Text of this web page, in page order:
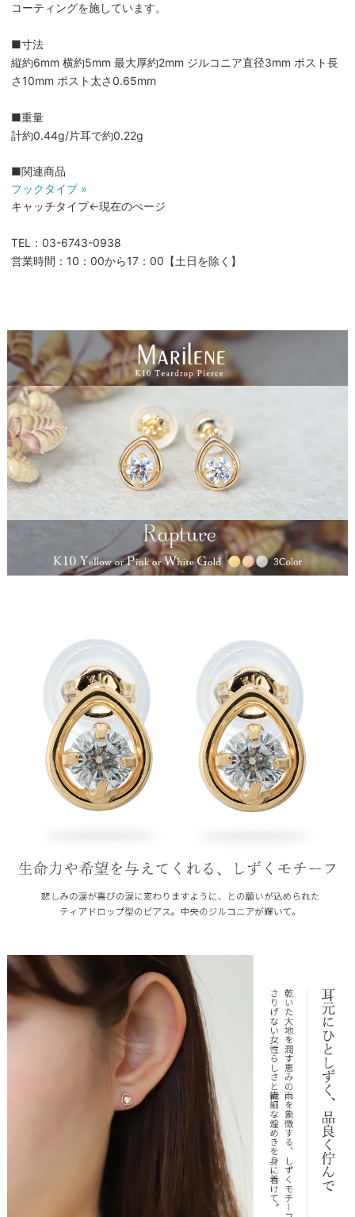
コーティングを施しています。
■寸法
縦約6mm 横約5mm 最大厚約2mm ジルコニア直径3mm ポスト長
さ10mm ポスト太さ0.65mm
■重量
計約0.44g/片耳で約0.22g
■関連商品
フックタイプ »
キャッチタイプ←現在のぺージ
TEL：03-6743-0938
営業時間：10：00から17：00【土日を除く】